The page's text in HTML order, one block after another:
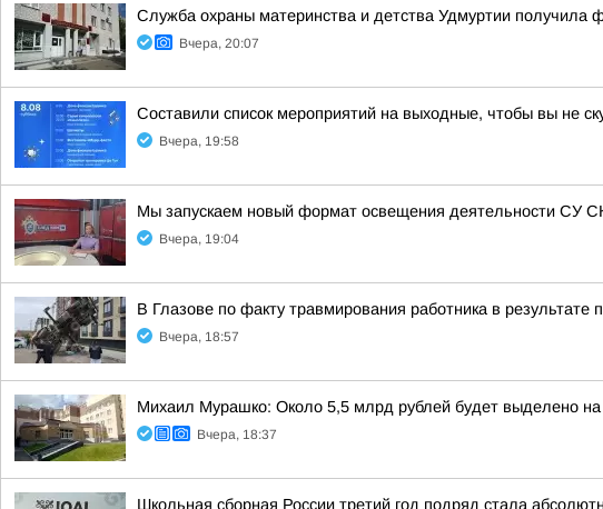
Служба охраны материнства и детства Удмуртии получила
Вчера, 20:07
Составили список мероприятий на выходные, чтобы вы не
Вчера, 19:58
Мы запускаем новый формат освещения деятельности СУ
Вчера, 19:04
В Глазове по факту травмирования работника в результате
Вчера, 18:57
Михаил Мурашко: Около 5,5 млрд рублей будет выделено
Вчера, 18:37
Школьная сборная России третий год подряд стала